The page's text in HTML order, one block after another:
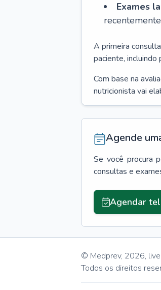
Exames
A primeira
paciente, incluindo
Com base na
nutricionista vai
Agende
Se você procura
consultas e
Agendar
© Medprev, 2026, live
Todos os direitos